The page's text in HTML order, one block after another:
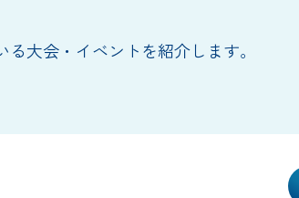
大会・イベントを紹介します。